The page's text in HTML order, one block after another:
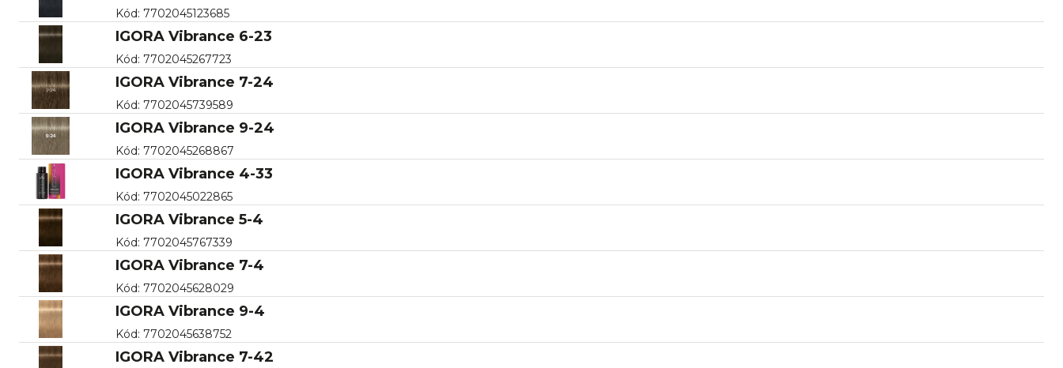
Kód: 7702045123685
IGORA Vibrance 6-23
Kód: 7702045267723
IGORA Vibrance 7-24
Kód: 7702045739589
IGORA Vibrance 9-24
Kód: 7702045268867
IGORA Vibrance 4-33
Kód: 7702045022865
IGORA Vibrance 5-4
Kód: 7702045767339
IGORA Vibrance 7-4
Kód: 7702045628029
IGORA Vibrance 9-4
Kód: 7702045638752
IGORA Vibrance 7-42